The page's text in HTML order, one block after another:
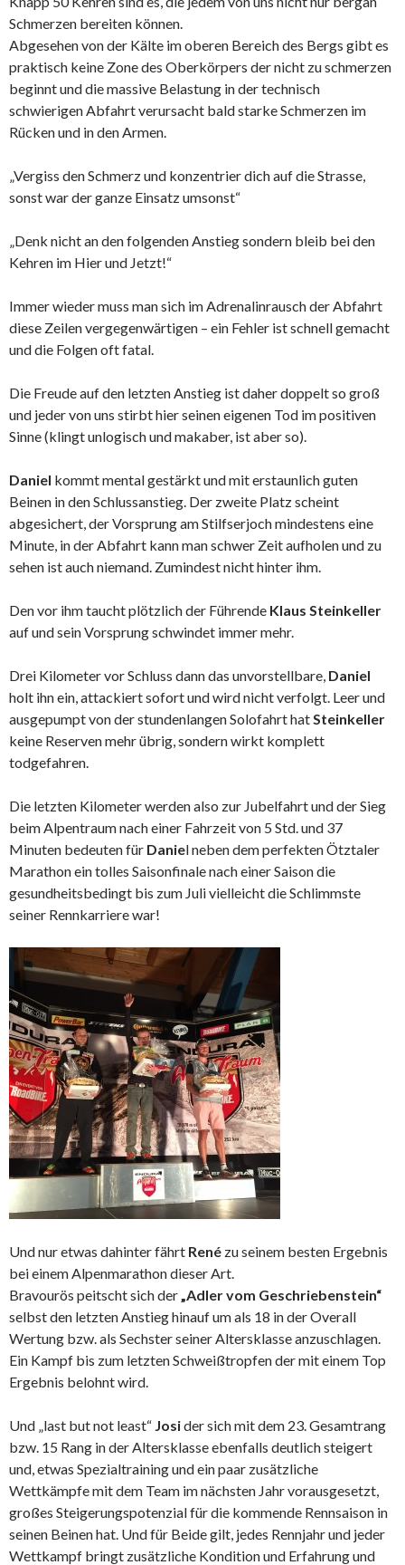
Schmerzen bereiten können.
Abgesehen von der Kälte im oberen Bereich des Bergs gibt es
praktisch keine Zone des Oberkörpers der nicht zu schmerzen
beginnt und die massive Belastung in der technisch
schwierigen Abfahrt verursacht bald starke Schmerzen im
Rücken und in den Armen.
„Vergiss den Schmerz und konzentrier dich auf die Strasse,
sonst war der ganze Einsatz umsonst“
„Denk nicht an den folgenden Anstieg sondern bleib bei den
Kehren im Hier und Jetzt!“
Immer wieder muss man sich im Adrenalinrausch der Abfahrt
diese Zeilen vergegenwärtigen – ein Fehler ist schnell gemacht
und die Folgen oft fatal.
Die Freude auf den letzten Anstieg ist daher doppelt so groß
und jeder von uns stirbt hier seinen eigenen Tod im positiven
Sinne (klingt unlogisch und makaber, ist aber so).
Daniel kommt mental gestärkt und mit erstaunlich guten
Beinen in den Schlussanstieg. Der zweite Platz scheint
abgesichert, der Vorsprung am Stilfserjoch mindestens eine
Minute, in der Abfahrt kann man schwer Zeit aufholen und zu
sehen ist auch niemand. Zumindest nicht hinter ihm.
Den vor ihm taucht plötzlich der Führende Klaus Steinkeller
auf und sein Vorsprung schwindet immer mehr.
Drei Kilometer vor Schluss dann das unvorstellbare, Daniel
holt ihn ein, attackiert sofort und wird nicht verfolgt. Leer und
ausgepumpt von der stundenlangen Solofahrt hatSteinkeller
keine Reserven mehr übrig, sondern wirkt komplett
todgefahren.
Die letzten Kilometer werden also zur Jubelfahrt und der Sieg
beim Alpentraum nach einer Fahrzeit von 5 Std. und 37
Minuten bedeuten für Daniel neben dem perfekten Ötztaler
Marathon ein tolles Saisonfinale nach einer Saison die
gesundheitsbedingt bis zum Juli vielleicht die Schlimmste
seiner Rennkarriere war!
Und nur etwas dahinter fährt René zu seinem besten Ergebnis
bei einem Alpenmarathon dieser Art.
Bravourös peitscht sich der„Adler vom Geschriebenstein“
selbst den letzten Anstieg hinauf um als 18 in der Overall
Wertung bzw. als Sechster seiner Altersklasse anzuschlagen.
Ein Kampf bis zum letzten Schweißtropfen der mit einem Top
Ergebnis belohnt wird.
Und „last but not least“ Josider sich mit dem 23. Gesamtrang
bzw. 15 Rang in der Altersklasse ebenfalls deutlich steigert
und, etwas Spezialtraining und ein paar zusätzliche
Wettkämpfe mit dem Team im nächsten Jahr vorausgesetzt,
großes Steigerungspotenzial für die kommende Rennsaison in
seinen Beinen hat. Und für Beide gilt, jedes Rennjahr und jeder
Wettkampf bringt zusätzliche Kondition und Erfahrung und